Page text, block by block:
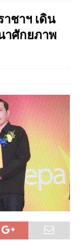
ชาฯ เดิน
าศักยภาพ